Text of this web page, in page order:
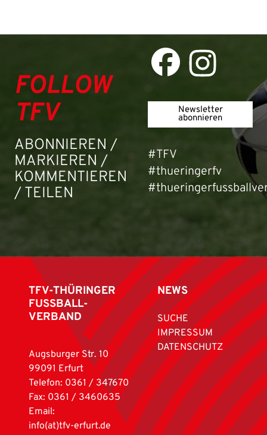
FOLLOW
TFV
ABONNIEREN /
MARKIEREN /
KOMMENTIEREN
/ TEILEN
Newsletter
abonnieren
#TFV
#thueringerfv
TFV-THÜRINGER
FUSSBALL-
VERBAND
Augsburger Str. 10
99091 Erfurt
Telefon: 0361 / 347670
Fax: 0361 / 3460635
Email:
info(at)tfv-erfurt.de
NEWS
SUCHE
IMPRESSUM
DATENSCHUTZ